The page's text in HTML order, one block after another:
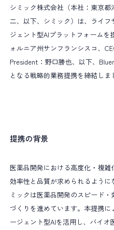
WORKI NG ENVI
環境・制度
RECRUIT INFO
TOPICS
キャリアアップ
教育研修
職種で選ぶ
臨床開発モニター CRA
デ
Alumni
アルムナイ採用
シミック株式会社（本社：東京
二、以下、シミック）は、ライ
ジェント型AIプラットフォーム
ォルニア州サンフランシスコ、
President：野口勝也、以下、
となる戦略的業務提携を締結しま
提携の背景
医薬品開発における高度化・複
効率性と品質が求められるよう
ミックは医薬品開発のスピード
づくりを進めています。本提携
ージェント型AIを活用し、バイオ